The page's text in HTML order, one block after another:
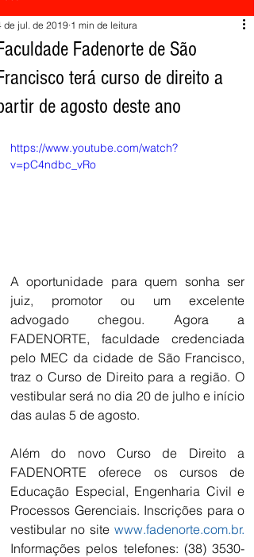
Fadenorte de São
terá curso de direito a
de agosto deste ano
de jul. de 2019 1 min de leitura
https://www.youtube.com/watch?
v=pC4ndbc_vRo
A oportunidade para quem sonha ser
juiz, promotor ou um excelente
advogado chegou. Agora a
FADENORTE, faculdade credenciada
pelo MEC da cidade de São Francisco,
traz o Curso de Direito para a região. O
vestibular será no dia 20 de julho e início
das aulas 5 de agosto.
Além do novo Curso de Direito a
FADENORTE oferece os cursos de
Educação Especial, Engenharia Civil e
Processos Gerenciais. Inscrições para o
vestibular no site
Informações pelos telefones: (38) 3530-